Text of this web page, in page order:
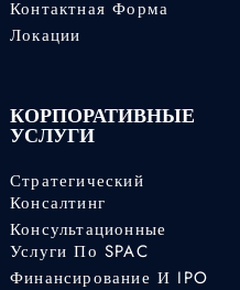
Контактная Форма
Локации
КОРПОРАТИВНЫЕ
УСЛУГИ
Стратегический
Консалтинг
Консультационные
Услуги По SPAC
Финансирование И IPO